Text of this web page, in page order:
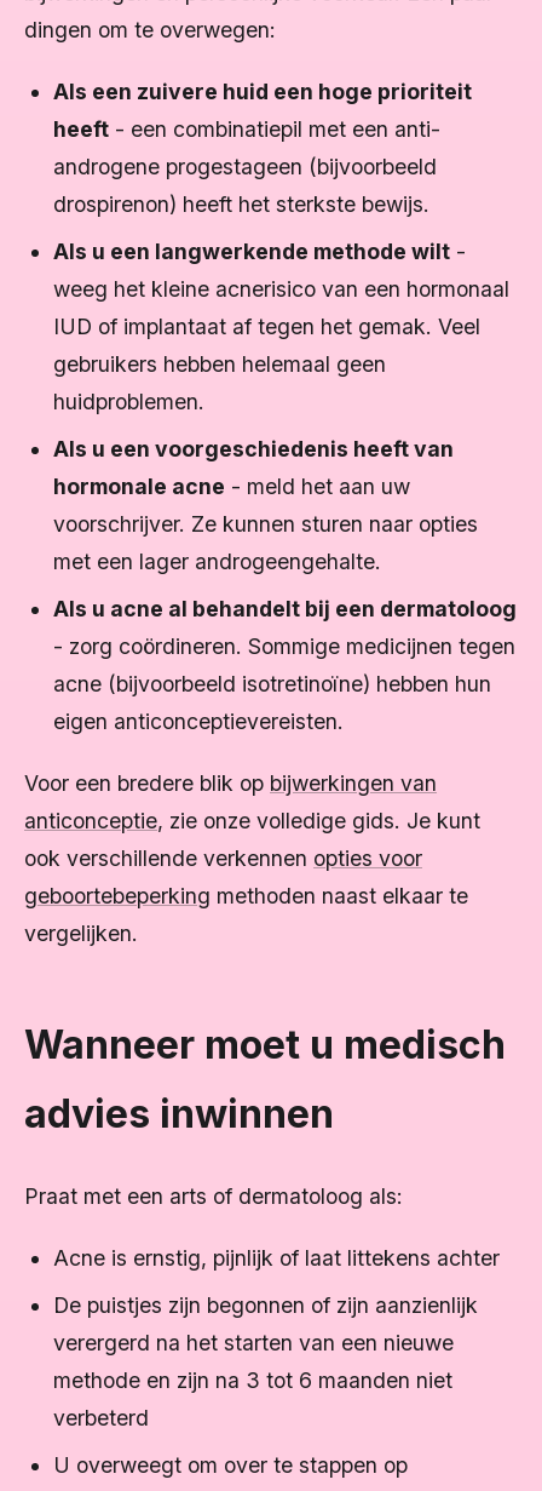
dingen om te overwegen:
Als een zuivere huid een hoge prioriteit
heeft - een combinatiepil met een anti-
androgene progestageen (bijvoorbeeld
drospirenon) heeft het sterkste bewijs.
Als u een langwerkende methode wilt -
weeg het kleine acnerisico van een hormonaal
IUD of implantaat af tegen het gemak. Veel
gebruikers hebben helemaal geen
huidproblemen.
Als u een voorgeschiedenis heeft van
hormonale acne - meld het aan uw
voorschrijver. Ze kunnen sturen naar opties
met een lager androgeengehalte.
Als u acne al behandelt bij een dermatoloog
- zorg coördineren. Sommige medicijnen tegen
acne (bijvoorbeeld isotretinoïne) hebben hun
eigen anticonceptievereisten.
Voor een bredere blik op bijwerkingen van
anticonceptie, zie onze volledige gids. Je kunt
ook verschillende verkennen opties voor
geboortebeperking methoden naast elkaar te
vergelijken.
Wanneer moet u medisch
advies inwinnen
Praat met een arts of dermatoloog als:
Acne is ernstig, pijnlijk of laat littekens achter
De puistjes zijn begonnen of zijn aanzienlijk
verergerd na het starten van een nieuwe
methode en zijn na 3 tot 6 maanden niet
verbeterd
U overweegt om over te stappen op